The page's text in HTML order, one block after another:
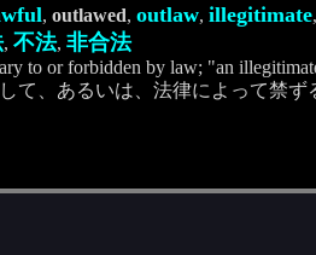
, outlawed, outlaw, illegitimate,
, 不法, 非合法
to or forbidden by law; "an
て、あるいは、法律によって禁ず